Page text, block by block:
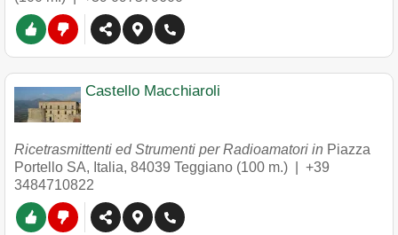
Castello Macchiaroli
Ricetrasmittenti ed Strumenti per Radioamatori in Piazza
Portello SA, Italia, 84039 Teggiano (100 m.) | +39
3484710822